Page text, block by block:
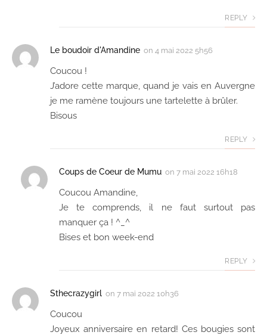
REPLY
Le boudoir d'Amandine on 4 mai 2022 5h56
Coucou !
J’adore cette marque, quand je vais en Auvergne
je me ramène toujours une tartelette à brûler.
Bisous
REPLY
Coups de Coeur de Mumu on 7 mai 2022 16h18
Coucou Amandine,
Je te comprends, il ne faut surtout pas
manquer ça ! ^_^
Bises et bon week-end
REPLY
Sthecrazygirl on 7 mai 2022 10h36
Coucou
Joyeux anniversaire en retard! Ces bougies sont